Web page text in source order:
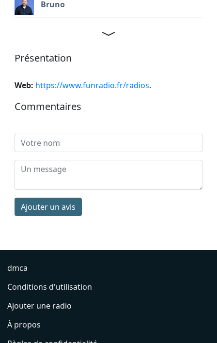
Bruno
Présentation
Web: https://www.funradio.fr/radios.
Commentaires
Ajouter un avis
dmca
Conditions d'utilisation
Ajouter une radio
À propos